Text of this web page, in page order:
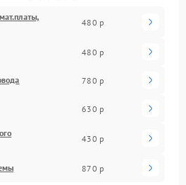
480 р
480 р
780 р
630 р
430 р
870 р